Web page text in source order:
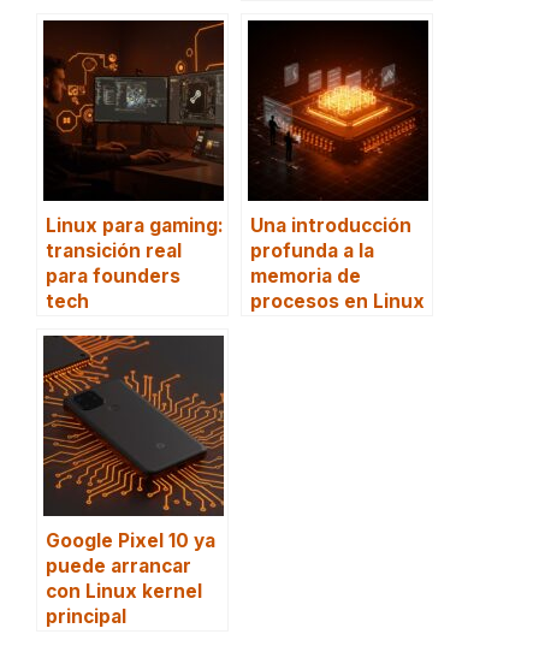
Linux para gaming:
transición real
para founders
tech
Una introducción
profunda a la
memoria de
procesos en Linux
Google Pixel 10 ya
puede arrancar
con Linux kernel
principal